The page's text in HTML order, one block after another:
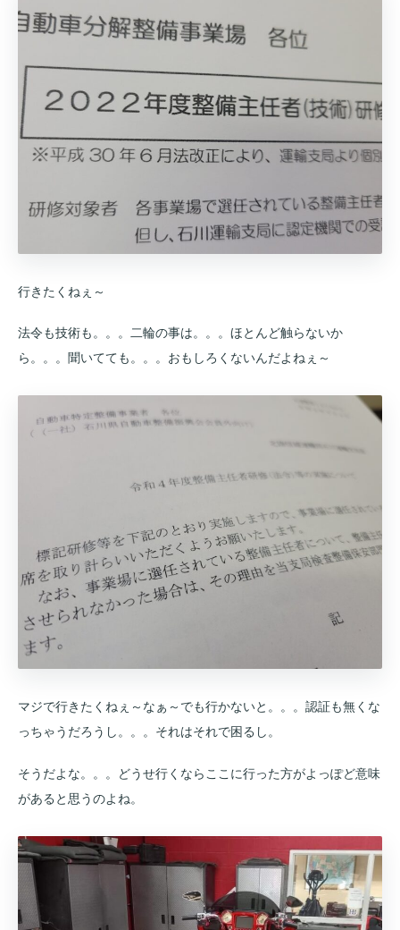
行きたくねぇ～
法令も技術も。。。二輪の事は。。。ほとんど触らないか
ら。。。聞いてても。。。おもしろくないんだよねぇ～
マジで行きたくねぇ～なぁ～でも行かないと。。。認証も無くな
っちゃうだろうし。。。それはそれで困るし。
そうだよな。。。どうせ行くならここに行った方がよっぽど意味
があると思うのよね。